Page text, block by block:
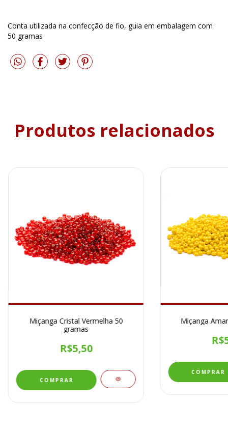
Conta utilizada na confecção de fio, guia em embalagem com
50 gramas
Produtos relacionados
Miçanga Cristal Vermelha 50
gramas
R$5,50
Miçanga